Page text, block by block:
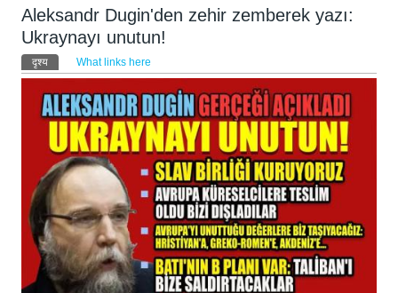
Aleksandr Dugin'den zehir zemberek yazı:
Ukraynayı unutun!
प्राथमिक टैब्स
दृश्य (active tab)What links here